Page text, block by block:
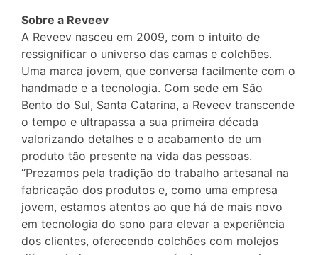
Sobre a Reveev
A Reveev nasceu em 2009, com o intuito de
ressignificar o universo das camas e colchões.
Uma marca jovem, que conversa facilmente com o
handmade e a tecnologia. Com sede em São
Bento do Sul, Santa Catarina, a Reveev transcende
o tempo e ultrapassa a sua primeira década
valorizando detalhes e o acabamento de um
produto tão presente na vida das pessoas.
“Prezamos pela tradição do trabalho artesanal na
fabricação dos produtos e, como uma empresa
jovem, estamos atentos ao que há de mais novo
em tecnologia do sono para elevar a experiência
dos clientes, oferecendo colchões com molejos